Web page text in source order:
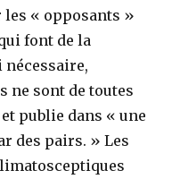
« opposants »
font de la
nécessaire,
ne sont de toutes
publie dans « une
des pairs. » Les